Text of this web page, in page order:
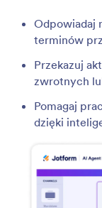
Odpowiadaj
terminów
Przekazuj
zwrotnych
Pomagaj
dzięki